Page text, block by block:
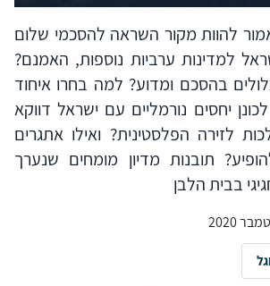
להוות מקור השראה להסכמי שלום
למדינות ערביות נוספות, האמנם?
בהסכם ומדוע? למה בחרו איחוד
לכונן יחסים נורמליים עם ישראל דווקא
לזירה הפלסטינית? ואילו אתגרים
תובנות מדיון מומחים שנערך
בבית הלבן